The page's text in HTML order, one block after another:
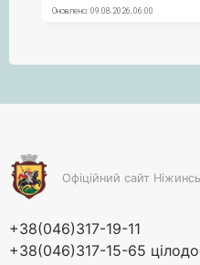
Офіційний сайт
+38(046)317-19-11
+38(046)317-15-65